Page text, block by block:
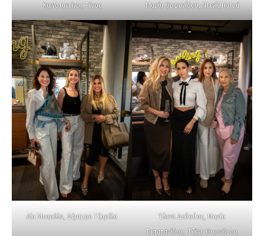
Κωνσταντίνος Τέγος Μαρία Ορφανίδου, Ντενίζ Γιατρά
Λία Μπαρόλα, Δήμητρα Τζαρέλα
Έλενα Δεδούση, Μαρία
Τικταπανίδου, Τζένη Οικονόμου,